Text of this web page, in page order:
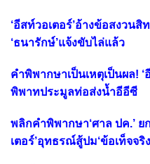
‘อีสท์วอเตอร์’อ้างข้อสงวน
‘ธนารักษ์’แจ้งขับไล่แล้ว
คำพิพากษาเป็นเหตุเป็นผล!
พิพาทประมูลท่อส่งน้ำอีอีซี
พลิกคำพิพากษา‘ศาล ปค.’
เตอร์’อุทธรณ์สู้ปม‘ข้อเท็จจริ